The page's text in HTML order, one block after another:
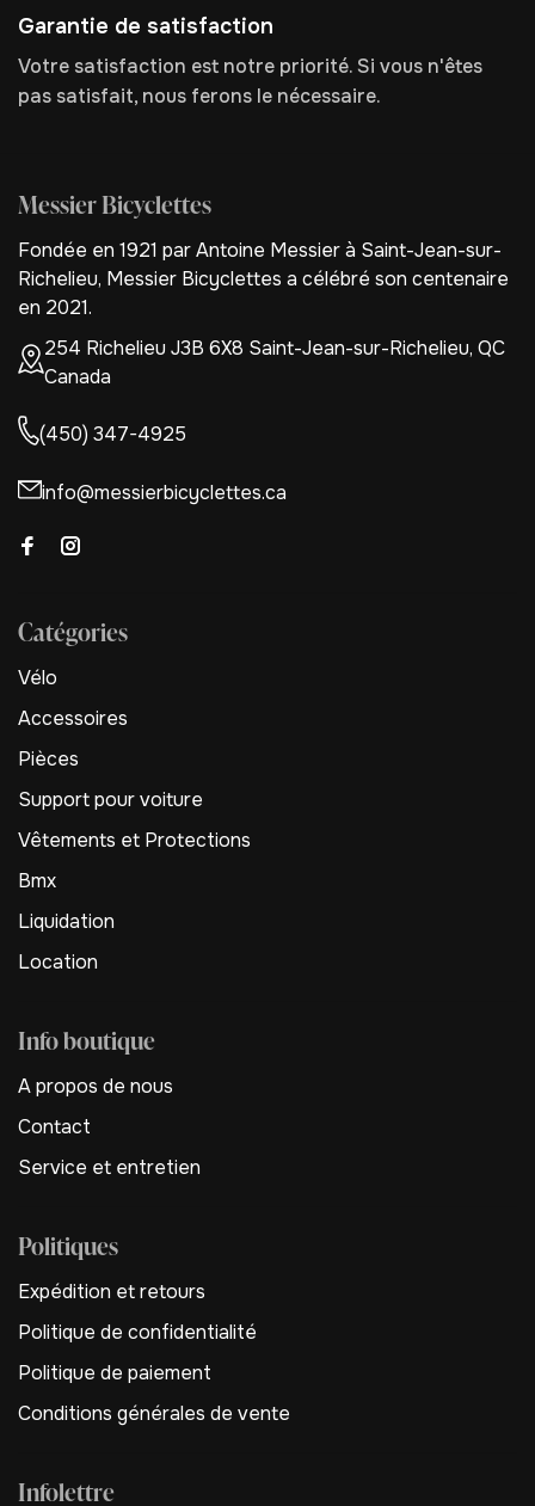
Garantie de satisfaction
Votre satisfaction est notre priorité. Si vous n'êtes
pas satisfait, nous ferons le nécessaire.
Messier Bicyclettes
Fondée en 1921 par Antoine Messier à Saint-Jean-sur-
Richelieu, Messier Bicyclettes a célébré son centenaire
en 2021.
254 Richelieu J3B 6X8 Saint-Jean-sur-Richelieu, QC
Canada
(450) 347-4925
info@messierbicyclettes.ca
Catégories
Vélo
Accessoires
Pièces
Support pour voiture
Vêtements et Protections
Bmx
Liquidation
Location
Info boutique
A propos de nous
Contact
Service et entretien
Politiques
Expédition et retours
Politique de confidentialité
Politique de paiement
Conditions générales de vente
Infolettre